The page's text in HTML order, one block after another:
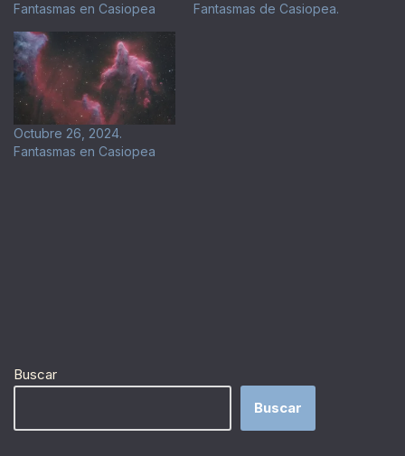
Fantasmas en Casiopea
Fantasmas de Casiopea.
Octubre 26, 2024.
Fantasmas en Casiopea
Buscar
Buscar